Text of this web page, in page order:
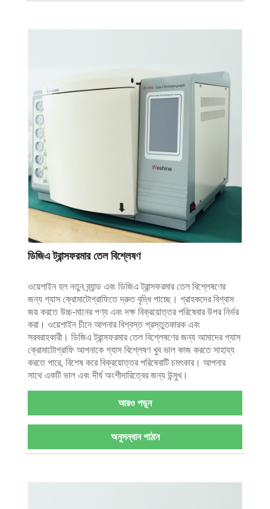
ডিজিএ ট্রান্সফরমার তেল বিশ্লেষণ
ওয়েশাইন হল নতুন ব্র্যান্ড এবং ডিজিএ ট্রান্সফরমার তেল বিশ্লেষণের
জন্য গ্যাস ক্রোমাটোগ্রাফিতে দ্রুত বৃদ্ধি পাচ্ছে। গ্রাহকদের বিশ্বাস
জয় করতে উচ্চ-মানের পণ্য এবং দক্ষ বিক্রয়োত্তর পরিষেবার উপর নির্ভর
করা। ওয়েশাইন চীনে আপনার বিশ্বস্ত প্রস্তুতকারক এবং
সরবরাহকারী। ডিজিএ ট্রান্সফরমার তেল বিশ্লেষণের জন্য আমাদের গ্যাস
ক্রোমাটোগ্রাফি আপনাকে গ্যাস বিশ্লেষণ খুব ভাল কাজ করতে সাহায্য
করতে পারে, বিশেষ করে বিক্রয়োত্তর পরিষেবাটি চমৎকার। আপনার
সাথে একটি ভাল এবং দীর্ঘ অংশীদারিত্বের জন্য উন্মুখ।
আরও পড়ুন
অনুসন্ধান পাঠান